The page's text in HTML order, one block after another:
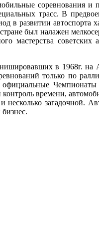
соревнования и
трасс. В
развитии автоспорта
был налажен
мастерства советских
в 1968г. на
только по
официальные
времени,
несколько загадочной.